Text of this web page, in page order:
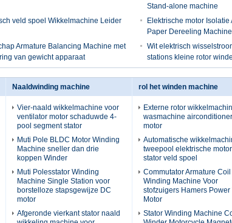
Stand-alone machine
veld spoel Wikkelmachine Leider
Elektrische motor
Paper Dereeling Machine
Armature Balancing Machine met
van gewicht apparaat
Wit elektrisch
stations kleine rotor
Naaldwinding machine
Vier-naald wikkelmachine voor
ventilator motor schaduwde 4-
pool segment stator
Muti Pole BLDC Motor Winding
Machine sneller dan drie
koppen Winder
Muti Polesstator Winding
Machine Single Station voor
borstelloze stapsgewijze DC
motor
Afgeronde vierkant stator naald
rol het winden machine
Externe rotor
wasmachine airconditioner
motor
Automatische
tweepool elektrische motor
stator veld spoel
Commutator Armature Coil
Winding Machine Voor
stofzuigers Hamers Power
Motor
Stator Winding Machine